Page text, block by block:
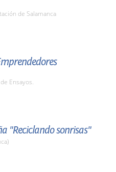
de Salamanca
Ensayos.
"Reciclando sonrisas"